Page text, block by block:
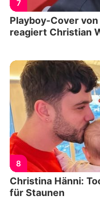
7
Playboy-Cover
reagiert Christian
8
Christina Hänni:
für Staunen